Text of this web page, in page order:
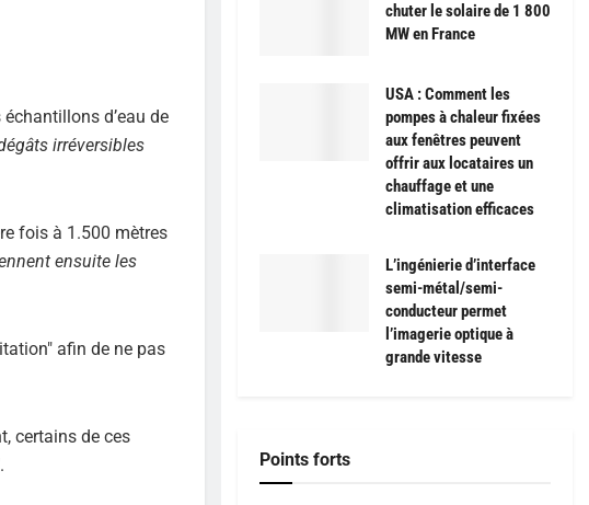
d’eau de
irréversibles
fois à 1.500 mètres
ensuite les
afin de ne pas
certains de ces
chuter le solaire de 1 800
MW en France
USA : Comment les
pompes à chaleur fixées
aux fenêtres peuvent
offrir aux locataires un
chauffage et une
climatisation efficaces
L’ingénierie d’interface
semi-métal/semi-
conducteur permet
l’imagerie optique à
grande vitesse
Points forts